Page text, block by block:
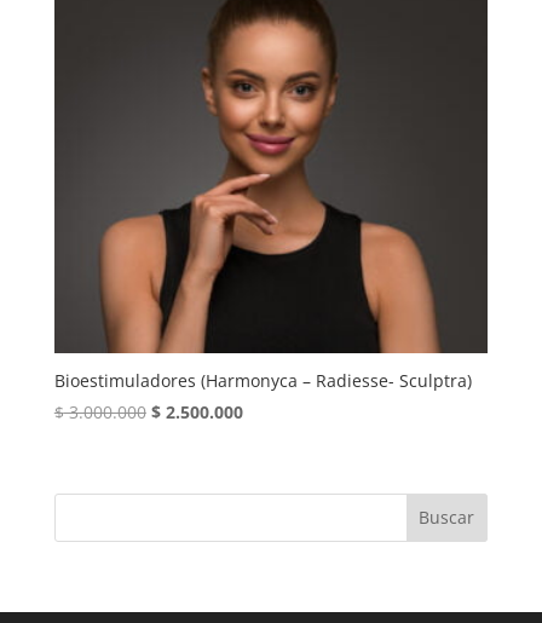
Bioestimuladores (Harmonyca – Radiesse- Sculptra)
$3.000.000 El
era:
$2.500.000El
es:
Buscar